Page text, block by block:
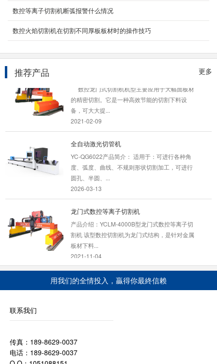
数控等离子切割机断弧报警什么情况
数控火焰切割机在切割不同厚板板材时的操作技巧
更多
推荐产品
2000w手持激光焊接机
手持式光纤激光焊接机由一根10米长的光纤连接
手持焊接头，对大的、不易移动的产品可远距离
焊接，因...
数控龙门式切割机机型主要应用于大幅面板材
的精密切割。它是一种高效节能的切割下料设
备，可大大提...
2021-02-09
全自动激光切管机
YC-QG6022产品简介： 适用于：可进行各种角
度、弧度、曲线、不规则形状切割加工，可进行
圆孔、半圆、...
2026-03-13
龙门式数控等离子切割机
产品介绍：YCLM-4000B型龙门式数控等离子切
割机 该型数控切割机为龙门式结构，是针对金属
板材下料...
2021-11-04
数控火焰多头直条切割机
GS/Z-4000数控火焰多头直条切割机是采用双边
2020-05-13
台式数控等离子切割机
数控等离子切割机可加工的材料：可切割多种金
用我们的全情投入，贏得你最終信赖
联系我们
传真：189-8629-0037
电话：189-8629-0037